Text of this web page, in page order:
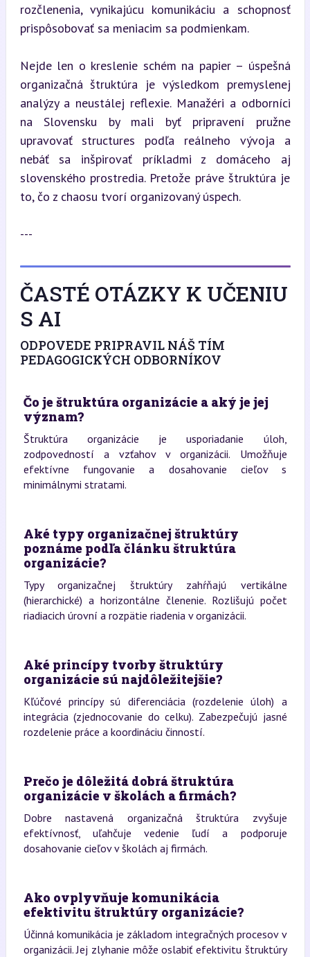
rozčlenenia, vynikajúcu komunikáciu a schopnosť
prispôsobovať sa meniacim sa podmienkam.
Nejde len o kreslenie schém na papier – úspešná
organizačná štruktúra je výsledkom premyslenej
analýzy a neustálej reflexie. Manažéri a odborníci
na Slovensku by mali byť pripravení pružne
upravovať structures podľa reálneho vývoja a
nebáť sa inšpirovať príkladmi z domáceho aj
slovenského prostredia. Pretože práve štruktúra je
to, čo z chaosu tvorí organizovaný úspech.
---
ČASTÉ OTÁZKY K UČENIU
S AI
ODPOVEDE PRIPRAVIL NÁŠ TÍM
PEDAGOGICKÝCH ODBORNÍKOV
Čo je štruktúra organizácie a aký je jej
význam?
Štruktúra organizácie je usporiadanie úloh,
zodpovedností a vzťahov v organizácii. Umožňuje
efektívne fungovanie a dosahovanie cieľov s
minimálnymi stratami.
Aké typy organizačnej štruktúry
poznáme podľa článku štruktúra
organizácie?
Typy organizačnej štruktúry zahŕňajú vertikálne
(hierarchické) a horizontálne členenie. Rozlišujú počet
riadiacich úrovní a rozpätie riadenia v organizácii.
Aké princípy tvorby štruktúry
organizácie sú najdôležitejšie?
Kľúčové princípy sú diferenciácia (rozdelenie úloh) a
integrácia (zjednocovanie do celku). Zabezpečujú jasné
rozdelenie práce a koordináciu činností.
Prečo je dôležitá dobrá štruktúra
organizácie v školách a firmách?
Dobre nastavená organizačná štruktúra zvyšuje
efektívnosť, uľahčuje vedenie ľudí a podporuje
dosahovanie cieľov v školách aj firmách.
Ako ovplyvňuje komunikácia
efektivitu štruktúry organizácie?
Účinná komunikácia je základom integračných procesov v
organizácii. Jej zlyhanie môže oslabiť efektivitu štruktúry